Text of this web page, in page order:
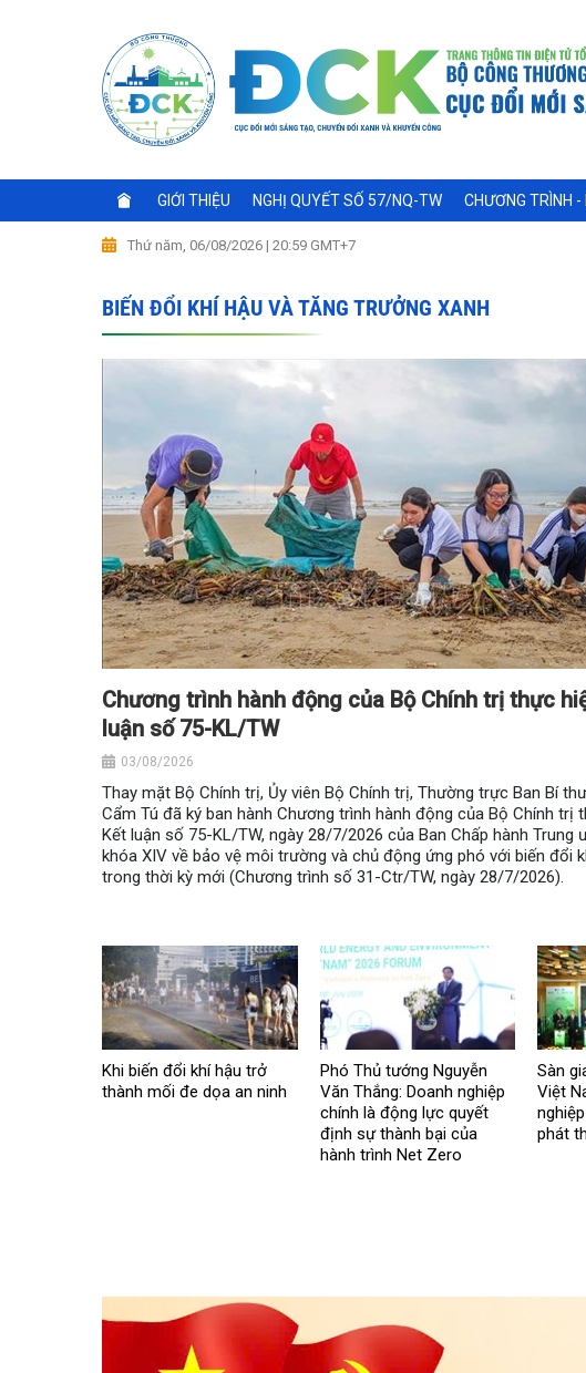
GIỚI THIỆU NGHỊ QUYẾT SỐ 57/NQ-TW CHƯƠNG TRÌNH -
Thứ năm, 06/08/2026 | 20:59 GMT+7
BIẾN ĐỔI KHÍ HẬU VÀ TĂNG TRƯỞNG XANH
Chương trình hành động của Bộ Chính trị thực
luận số 75-KL/TW
03/08/2026
Thay mặt Bộ Chính trị, Ủy viên Bộ Chính trị, Thường trực Ban Bí
Cẩm Tú đã ký ban hành Chương trình hành động của Bộ Chính trị
Kết luận số 75-KL/TW, ngày 28/7/2026 của Ban Chấp hành Trung
khóa XIV về bảo vệ môi trường và chủ động ứng phó với biến đổi
trong thời kỳ mới (Chương trình số 31-Ctr/TW, ngày 28/7/2026).
Khi biến đổi khí hậu trở
thành mối đe dọa an ninh
Phó Thủ tướng Nguyễn
Văn Thắng: Doanh nghiệp
chính là động lực quyết
định sự thành bại của
hành trình Net Zero
Sàn
Việt
phát